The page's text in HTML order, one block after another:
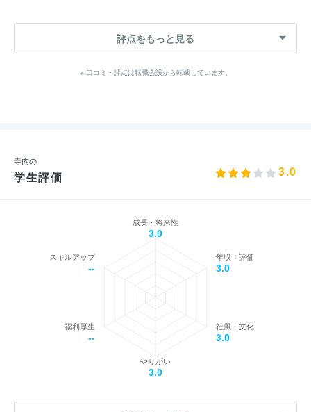
評点をもっと見る
※ 口コミ・評点は転職会議から転載しています。
寺内の
学生評価 3.0
成長・将来性
3.0
年収・評価
3.0
社風・文化
3.0
やりがい
3.0
福利厚生
--
スキルアップ
--